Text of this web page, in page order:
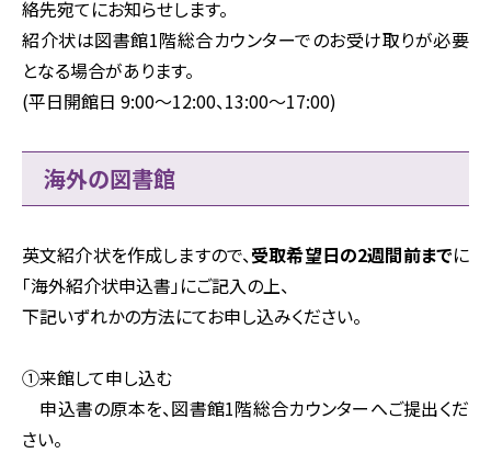
絡先宛てにお知らせします。
紹介状は図書館1階総合カウンターでのお受け取りが必要
となる場合があります。
(平日開館日 9:00～12:00、13:00～17:00)
海外の図書館
英文紹介状を作成しますので、受取希望日の2週間前までに
「海外紹介状申込書」にご記入の上、
下記いずれかの方法にてお申し込みください。
①来館して申し込む
申込書の原本を、図書館1階総合カウンターへご提出くだ
さい。